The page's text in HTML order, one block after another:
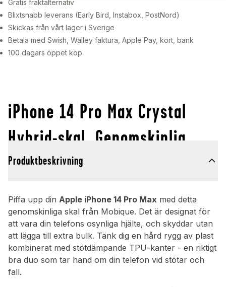
Gratis fraktalternativ
Blixtsnabb leverans (Early Bird, Instabox, PostNord)
Skickas från vårt lager i Sverige
Betala med Swish, Walley faktura, Apple Pay, kort, bank
100 dagars öppet köp
iPhone 14 Pro Max Crystal
Hybrid-skal, Genomskinlig
Produktbeskrivning
Piffa upp din Apple iPhone 14 Pro Max med detta
genomskinliga skal från Mobique. Det är designat för
att vara din telefons osynliga hjälte, och skyddar utan
att lägga till extra bulk. Tänk dig en hård rygg av plast
kombinerat med stötdämpande TPU-kanter - en riktigt
bra duo som tar hand om din telefon vid stötar och
fall.